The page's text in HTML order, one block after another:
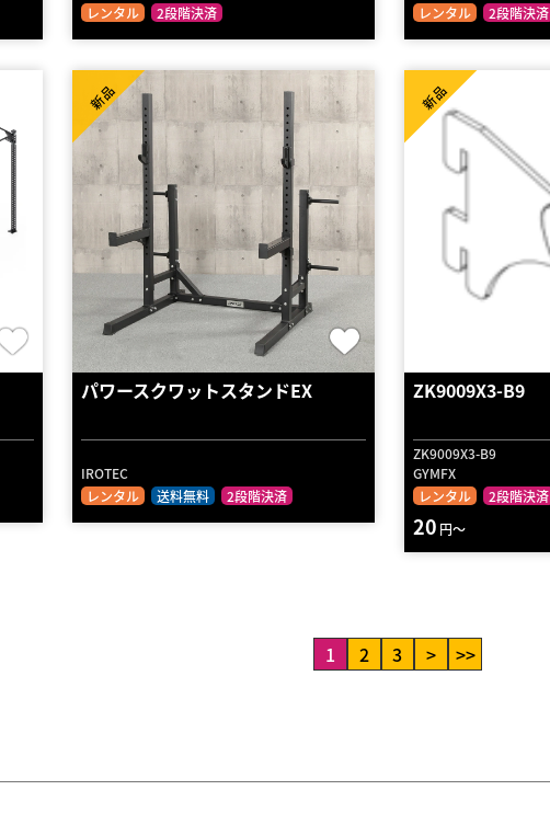
レンタル
2段階決済
レンタル
2段階決済
パワースクワットスタンドEX
IROTEC
レンタル
送料無料 2段階決済
新品
ZK9009X3-B9
ZK9009X3-B9
GYMFX
レンタル
2段階決済
新品
20 円～
1 2 3 > >>